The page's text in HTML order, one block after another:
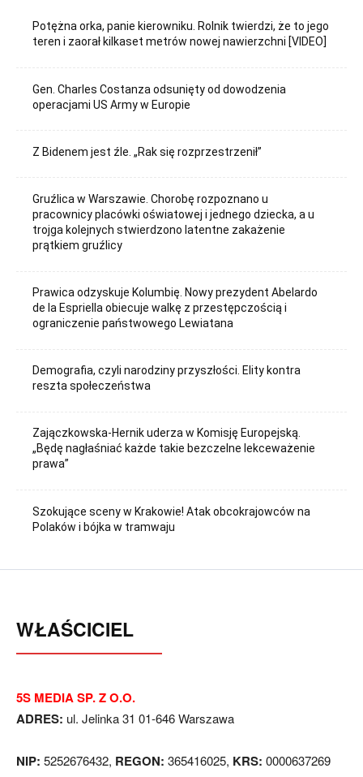
Potężna orka, panie kierowniku. Rolnik twierdzi, że to jego
teren i zaorał kilkaset metrów nowej nawierzchni [VIDEO]
Gen. Charles Costanza odsunięty od dowodzenia
operacjami US Army w Europie
Z Bidenem jest źle. „Rak się rozprzestrzenił”
Gruźlica w Warszawie. Chorobę rozpoznano u
pracownicy placówki oświatowej i jednego dziecka, a u
trojga kolejnych stwierdzono latentne zakażenie
prątkiem gruźlicy
Prawica odzyskuje Kolumbię. Nowy prezydent Abelardo
de la Espriella obiecuje walkę z przestępczością i
ograniczenie państwowego Lewiatana
Demografia, czyli narodziny przyszłości. Elity kontra
reszta społeczeństwa
Zajączkowska-Hernik uderza w Komisję Europejską.
„Będę nagłaśniać każde takie bezczelne lekceważenie
prawa”
Szokujące sceny w Krakowie! Atak obcokrajowców na
Polaków i bójka w tramwaju
WŁAŚCICIEL
5S MEDIA SP. Z O.O.
ADRES: ul. Jelinka 31 01-646 Warszawa
NIP: 5252676432, REGON: 365416025, KRS: 0000637269